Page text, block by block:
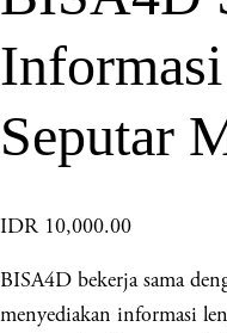
Seputar
IDR 10,000.00
BISA4D bekerja sama
menyediakan informasi